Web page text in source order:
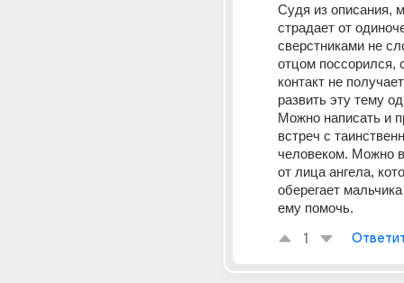
Судя из описания,
страдает от
сверстниками не
отцом поссорился,
контакт не
развить эту тему
Можно написать и
встреч с
человеком. Можно
от лица ангела,
оберегает
ему помочь.
1